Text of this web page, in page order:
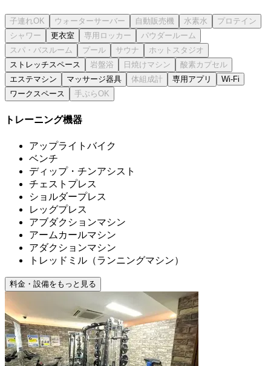
更衣室
ストレッチスペース
エステマシン
マッサージ器具 専用アプリ
Wi-Fi
ワークスペース
トレーニング機器
アップライトバイク
ベンチ
ディップ・チンアシスト
チェストプレス
ショルダープレス
レッグプレス
アブダクションマシン
アームカールマシン
アダクションマシン
トレッドミル（ランニングマシン）
料金・設備をもっと見る